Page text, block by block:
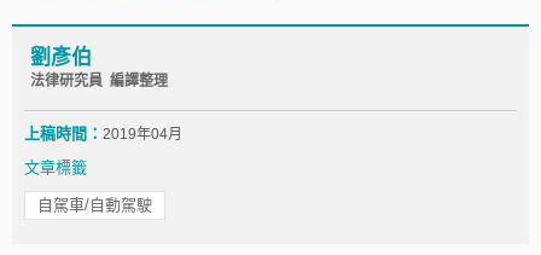
劉彥伯
法律研究員 編譯整理
上稿時間： 2019年04月
文章標籤
自駕車/自動駕駛